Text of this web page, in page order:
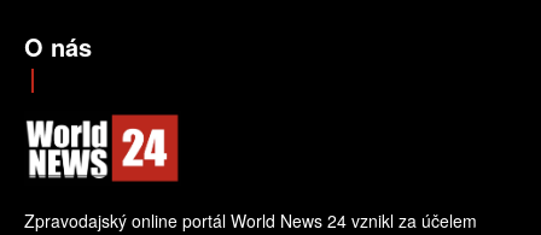
O nás
Zpravodajský online portál World News 24 vznikl za účelem